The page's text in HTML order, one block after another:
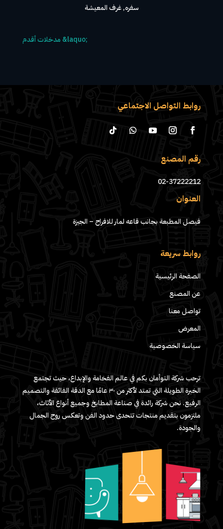
سفره,غرف المعيشة
روابط التواصل الاجتماعي
رقم المصنع
02-37222212
العنوان
فيصل المطبعة بجانب قاعه لمار للافراح – الجيزة
روابط سريعة
الصفحة الرئيسية
عن المصنع
تواصل معنا
المعرض
سياسة الخصوصية
ترحب شركة التوأمان بكم في عالم الفخامة والإبداع، حيث تجتمع
الخبرة الطويلة التي تمتد لأكثر من ٣٠ عامًا مع الدقة الفائقة والتصميم
الرفيع. نحن شركة رائدة في صناعة المطابخ وجميع أنواع الأثاث،
ملتزمون بتقديم منتجات تتحدى حدود الفن وتعكس روح الجمال
والجودة.